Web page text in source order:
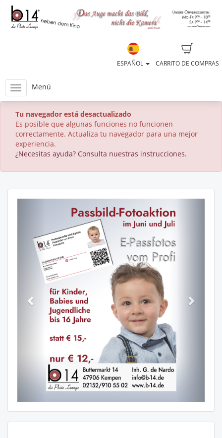
CARRITO DE COMPRAS
ESPAÑOL
Menú
Tu navegador está desactualizado
Es posible que algunas funciones no funcionen
correctamente. Actualiza tu navegador para una mejor
experiencia.
¿Necesitas ayuda? Consulta nuestras instrucciones.